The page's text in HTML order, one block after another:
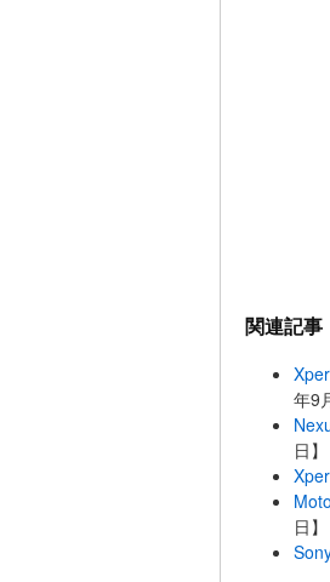
関連記事
年9
日】
日】